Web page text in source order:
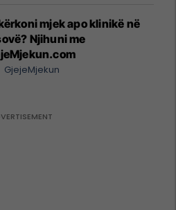
mjek apo klinikë në
Njihuni me
GjejeMjekun